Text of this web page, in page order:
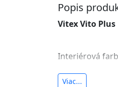
Popis
Vitex Vito Plus
Interiérová
Viac...